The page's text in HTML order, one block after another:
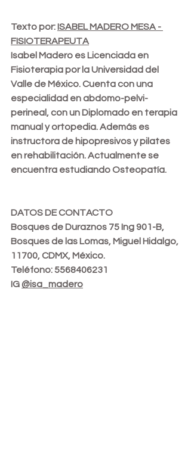
Texto por: ISABEL MADERO MESA -
FISIOTERAPEUTA
Isabel Madero es Licenciada en
Fisioterapia por la Universidad del
Valle de México. Cuenta con una
especialidad en abdomo-pelvi-
perineal, con un Diplomado en terapia
manual y ortopedia. Además es
instructora de hipopresivos y pilates
en rehabilitación. Actualmente se
encuentra estudiando Osteopatía.
DATOS DE CONTACTO
Bosques de Duraznos 75 Ing 901-B,
Bosques de las Lomas, Miguel Hidalgo,
11700, CDMX, México.
Teléfono: 5568406231
IG @isa_madero